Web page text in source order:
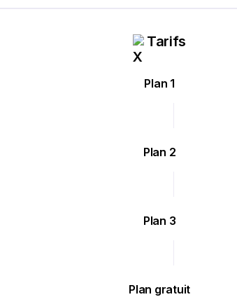
Tarifs
Plan 1
Plan 2
Plan 3
Plan gratuit